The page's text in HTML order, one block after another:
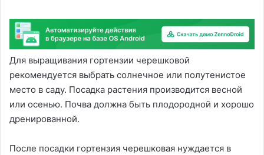
Для выращивания гортензии черешковой
рекомендуется выбрать солнечное или полутенистое
место в саду. Посадка растения производится весной
или осенью. Почва должна быть плодородной и хорошо
дренированной.
После посадки гортензия черешковая нуждается в